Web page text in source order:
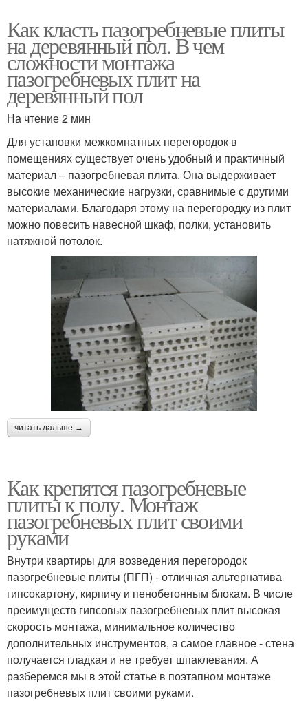
Как класть пазогребневые плиты
на деревянный пол. В чем
сложности монтажа
пазогребневых плит на
деревянный пол
На чтение 2 мин
Для установки межкомнатных перегородок в
помещениях существует очень удобный и практичный
материал – пазогребневая плита. Она выдерживает
высокие механические нагрузки, сравнимые с другими
материалами. Благодаря этому на перегородку из плит
можно повесить навесной шкаф, полки, установить
натяжной потолок.
читать дальше →
Как крепятся пазогребневые
плиты к полу. Монтаж
пазогребневых плит своими
руками
Внутри квартиры для возведения перегородок
пазогребневые плиты (ПГП) - отличная альтернатива
гипсокартону, кирпичу и пенобетонным блокам. В числе
преимуществ гипсовых пазогребневых плит высокая
скорость монтажа, минимальное количество
дополнительных инструментов, а самое главное - стена
получается гладкая и не требует шпаклевания. А
разберемся мы в этой статье в поэтапном монтаже
пазогребневых плит своими руками.